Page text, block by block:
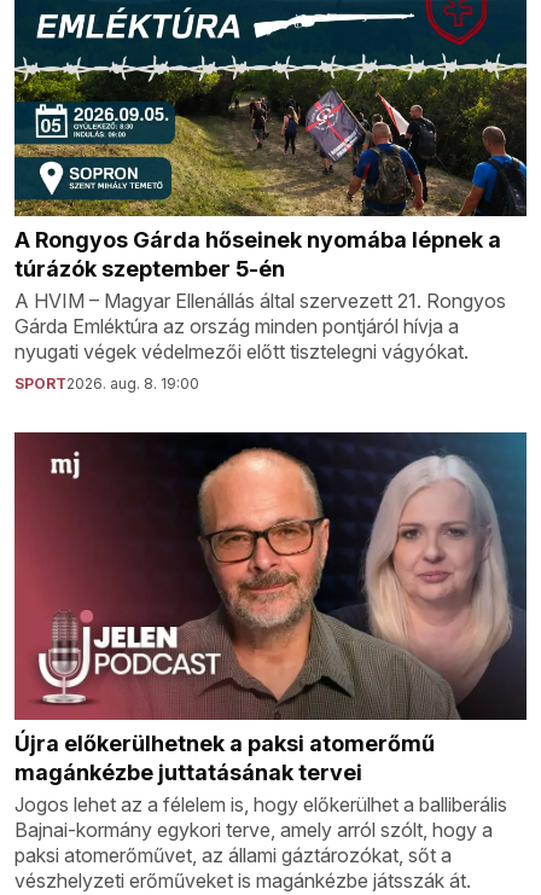
A Rongyos Gárda hőseinek nyomába lépnek a
túrázók szeptember 5-én
A HVIM – Magyar Ellenállás által szervezett 21. Rongyos
Gárda Emléktúra az ország minden pontjáról hívja a
nyugati végek védelmezői előtt tisztelegni vágyókat.
SPORT2026. aug. 8. 19:00
Újra előkerülhetnek a paksi atomerőmű
magánkézbe juttatásának tervei
Jogos lehet az a félelem is, hogy előkerülhet a balliberális
Bajnai-kormány egykori terve, amely arról szólt, hogy a
paksi atomerőművet, az állami gáztározókat, sőt a
vészhelyzeti erőműveket is magánkézbe játsszák át.